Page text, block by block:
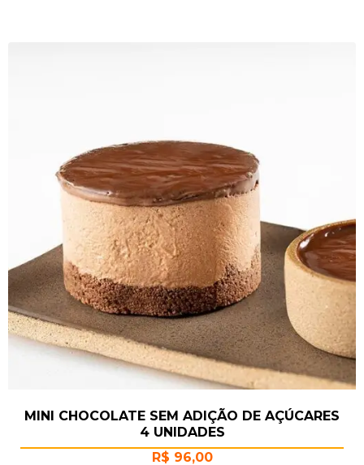
MINI CHOCOLATE SEM ADIÇÃO DE AÇÚCARES
4 UNIDADES
R$ 96,00